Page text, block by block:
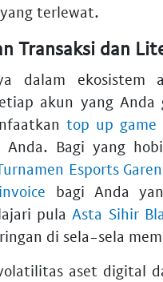
terlewat.
Transaksi dan
dalam
akun yang
top up game
Bagi yang
Esports
bagi Anda
pula Asta Sihir
di sela-sela
aset digital